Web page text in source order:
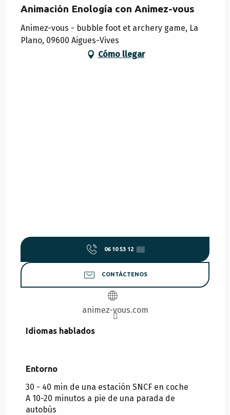
Animación Enología con Animez-vous
Animez-vous - bubble foot et archery game, La
Plano, 09600 Aigues-Vives
Cómo llegar
06 10 53 12 ▒▒
CONTÁCTENOS
animez-vous.com
Idiomas hablados
Idiomas hablados
Entorno
Entorno
30 - 40 min de una estación SNCF en coche
A 10-20 minutos a pie de una parada de
autobús